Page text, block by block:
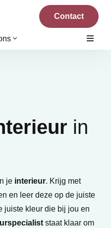
Contact
in
je interieur. Krijg met
en leer deze op de juiste
juiste kleur die bij jou en
staat klaar om